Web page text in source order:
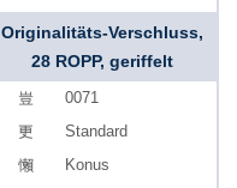
Originalitäts-Verschluss,
28 ROPP, geriffelt
0071
Standard
Konus